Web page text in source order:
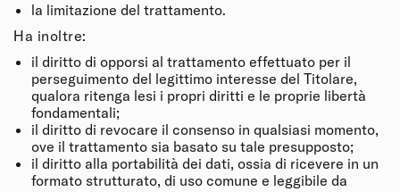
la limitazione del trattamento.
Ha inoltre:
il diritto di opporsi al trattamento effettuato per il
perseguimento del legittimo interesse del Titolare,
qualora ritenga lesi i propri diritti e le proprie libertà
fondamentali;
il diritto di revocare il consenso in qualsiasi momento,
ove il trattamento sia basato su tale presupposto;
il diritto alla portabilità dei dati, ossia di ricevere in un
formato strutturato, di uso comune e leggibile da